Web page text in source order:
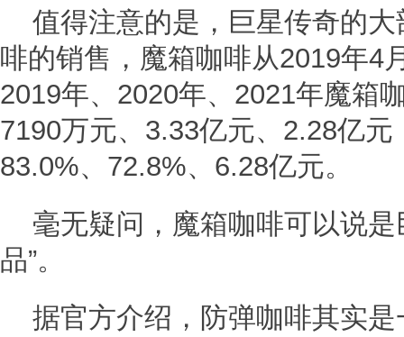
值得注意的是，巨星传奇的
啡的销售，魔箱咖啡从2019年4
2019年、2020年、2021年魔箱
7190万元、3.33亿元、2.28亿
83.0%、72.8%、6.28亿元。
毫无疑问，魔箱咖啡可以说是
品”。
据官方介绍，防弹咖啡其实是